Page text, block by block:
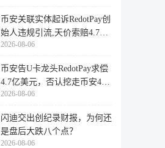
币安关联实体起诉RedotPay创
始人违规引流,天价索赔4.728
亿美
2026-08-06
币安告U卡龙头RedotPay求偿
4.7亿美元，否认挖走币安47
万用户
2026-08-06
闪迪交出创纪录财报，为何还
是盘后大跌八个点？
2026-08-06